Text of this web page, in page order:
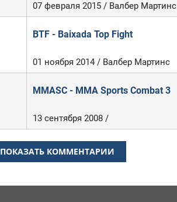
07 февраля 2015 / Валбер Мартинс
BTF - Baixada Top Fight
01 ноября 2014 / Валбер Мартинс
MMASC - MMA Sports Combat 3
13 сентября 2008 /
ПОКАЗАТЬ КОММЕНТАРИИ